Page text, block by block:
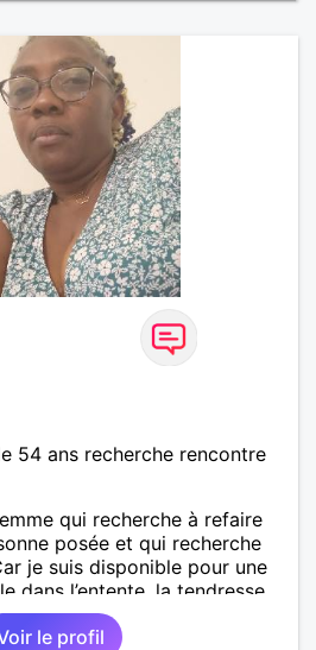
54 ans recherche rencontre
qui recherche à refaire
posée et qui recherche
je suis disponible pour une
dans l’entente, la tendresse,
complicité. Le respect et enfin
le profil